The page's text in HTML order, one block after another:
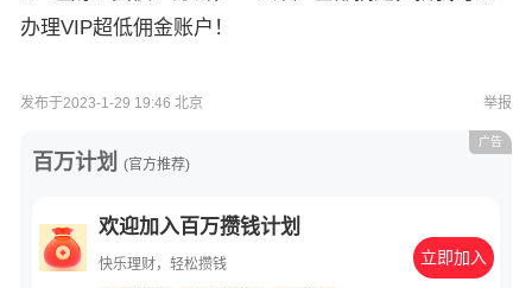
办理VIP超低佣金账户！
发布于2023-1-29 19:46 北京 举报
百万计划 (官方推荐)
欢迎加入百万攒钱计划
快乐理财，轻松攒钱 立即加入
广告